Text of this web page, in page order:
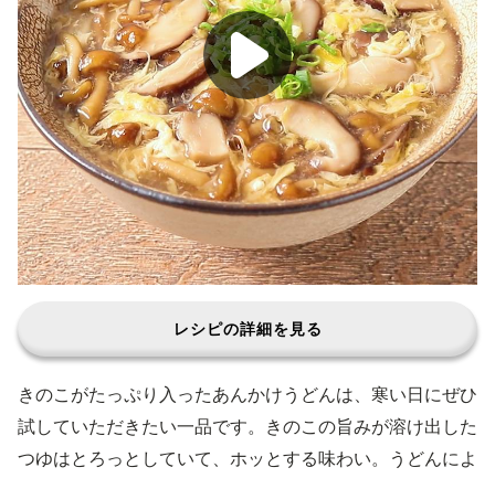
レシピの詳細を見る
きのこがたっぷり入ったあんかけうどんは、寒い日にぜひ
試していただきたい一品です。きのこの旨みが溶け出した
つゆはとろっとしていて、ホッとする味わい。うどんによ